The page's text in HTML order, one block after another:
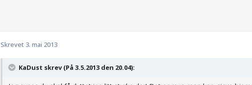
Skrevet 3. mai 2013
KaDust skrev (På 3.5.2013 den 20.04):